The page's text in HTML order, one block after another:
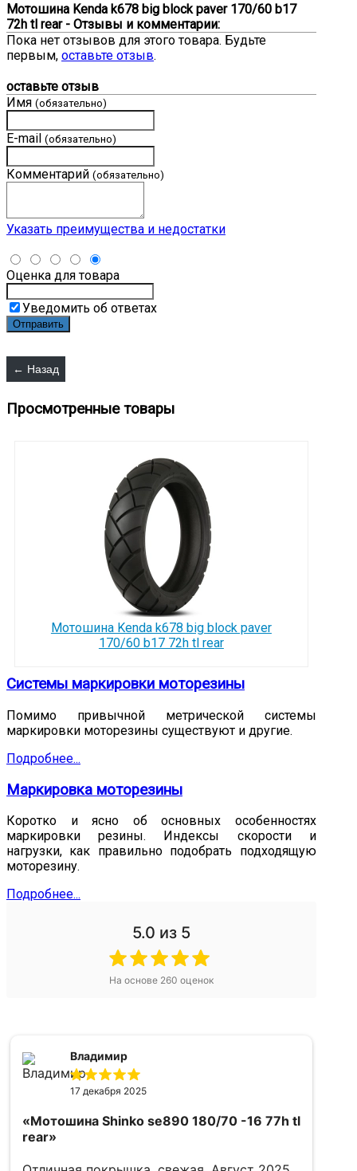
Мотошина Kenda k678 big block paver 170/60 b17
72h tl rear - Отзывы и комментарии:
Пока нет отзывов для этого товара. Будьте
первым, оставьте отзыв.
оставьте отзыв
Имя (обязательно)
E-mail (обязательно)
Комментарий (обязательно)
Указать преимущества и недостатки
Оценка для товара
Уведомить об ответах
Просмотренные товары
Мотошина Kenda k678 big block paver
170/60 b17 72h tl rear
Системы маркировки моторезины
Помимо привычной метрической системы
маркировки моторезины существуют и другие.
Подробнее...
Маркировка моторезины
Коротко и ясно об основных особенностях
маркировки резины. Индексы скорости и
нагрузки, как правильно подобрать подходящую
моторезину.
Подробнее...
5.0 из 5
На основе 260 оценок
Владимир
17 декабря 2025
«Мотошина Shinko se890 180/70 -16 77h tl
rear»